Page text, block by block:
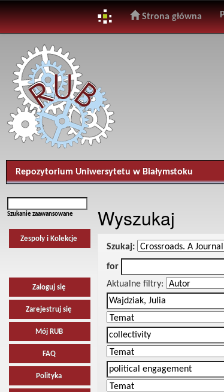
navigation
Strona główna
Repozytorium Uniwersytetu w Białymstoku
Szukanie zaawansowane
Zespoły i Kolekcje
Zaloguj się
Zarejestruj się
Mój RUB
FAQ
Polityka
Wyszukaj
Szukaj:
for
Aktualne filtry: